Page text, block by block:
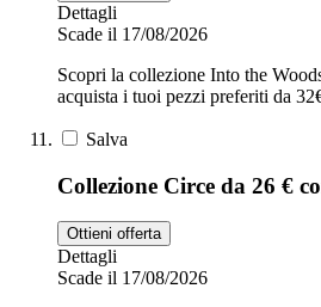
Dettagli
Scade il 17/08/2026
Scopri la collezione Into the
acquista i tuoi pezzi preferiti da
Salva
Collezione Circe da 26 €
Ottieni offerta
Dettagli
Scade il 17/08/2026